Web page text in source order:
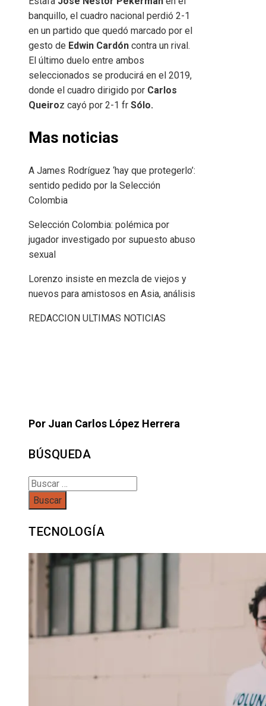
banquillo, el cuadro nacional perdió 2-1
en un partido que quedó marcado por el
gesto de Edwin Cardón contra un rival.
El último duelo entre ambos
seleccionados se producirá en el 2019,
donde el cuadro dirigido por Carlos
Queiroz cayó por 2-1 fr Sólo.
Mas noticias
A James Rodríguez ‘hay que protegerlo’:
sentido pedido por la Selección
Colombia
Selección Colombia: polémica por
jugador investigado por supuesto abuso
sexual
Lorenzo insiste en mezcla de viejos y
nuevos para amistosos en Asia, análisis
REDACCION ULTIMAS NOTICIAS
Por Juan Carlos López Herrera
BÚSQUEDA
Buscar:
TECNOLOGÍA